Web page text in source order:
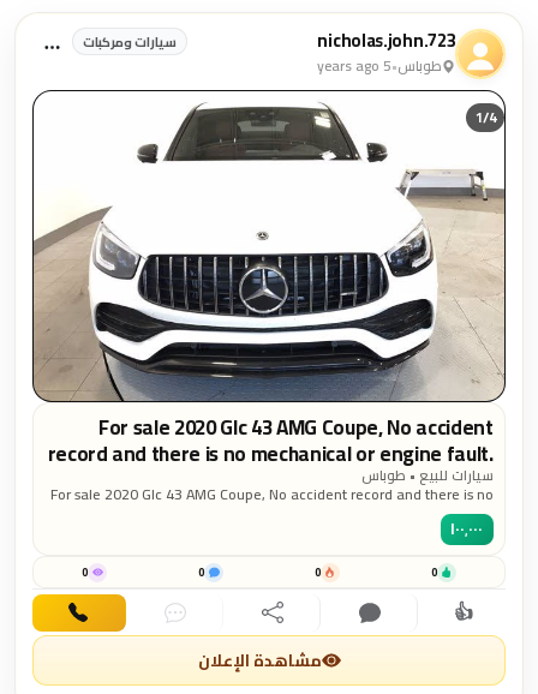
آخر المنشورات والإعلانات
nicholas.john.723
طوباس•
5 years ago
سيارات ومركبات
1/4
For sale 2020 Glc 43 AMG Coupe, No accident
record and there is no mechanical or engine fault.
Contact email for more info:
nichojo090@gmail.com
سيارات للبيع • طوباس
For sale 2020 Glc 43 AMG Coupe, No accident record and there is no
mechanical or engine fault. Contact email for more info:
nichojo090@gmail.com
١٠٠٬٠٠٠
0
0
0
0
👍اهتمام تعليق مشاركة دردشة اتصال
مشاهدة الإعلان